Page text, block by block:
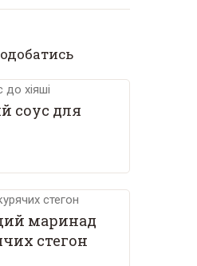
соус для
маринад
стегон